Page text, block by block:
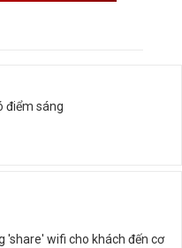
điểm sáng
'share' wifi cho khách đến cơ